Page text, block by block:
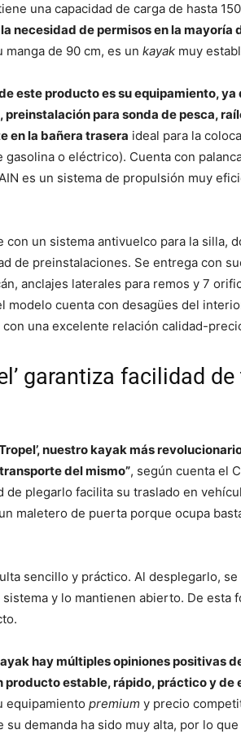
una capacidad de carga de hasta
necesidad de permisos en la mayoría
manga de 90 cm, es un kayak muy
este producto es su equipamiento,
para sonda de pesca,
en la bañera trasera ideal para la
gasolina o eléctrico). Cuenta con
es un sistema de propulsión muy
con un sistema antivuelco para la silla,
de preinstalaciones. Se entrega con
anclajes laterales para remos y 7
modelo cuenta con desagües del
una excelente relación calidad-
garantiza facilidad
nuestro kayak más
del mismo”, según cuenta el
de plegarlo facilita su traslado en
maletero de puerta porque ocupa
sencillo y práctico. Al desplegarlo,
y lo mantienen abierto. De esta
hay múltiples opiniones positivas
producto estable, rápido, práctico y de
equipamiento premium y precio
su demanda ha sido muy alta, por lo